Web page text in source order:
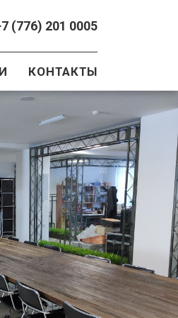
(776) 201 0005
КОНТАКТЫ